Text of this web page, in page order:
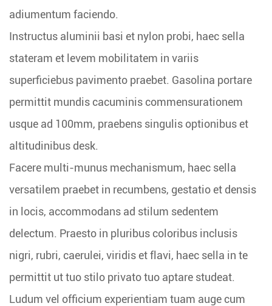
adiumentum faciendo.
Instructus aluminii basi et nylon probi, haec sella
stateram et levem mobilitatem in variis
superficiebus pavimento praebet. Gasolina portare
permittit mundis cacuminis commensurationem
usque ad 100mm, praebens singulis optionibus et
altitudinibus desk.
Facere multi-munus mechanismum, haec sella
versatilem praebet in recumbens, gestatio et densis
in locis, accommodans ad stilum sedentem
delectum. Praesto in pluribus coloribus inclusis
nigri, rubri, caerulei, viridis et flavi, haec sella in te
permittit ut tuo stilo privato tuo aptare studeat.
Ludum vel officium experientiam tuam auge cum